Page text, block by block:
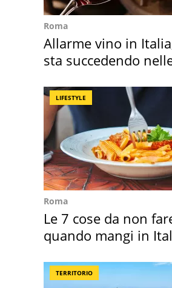
Roma
Allarme vino in
sta succedendo
LIFESTYLE
Roma
Le 7 cose da non
quando mangi in
TERRITORIO